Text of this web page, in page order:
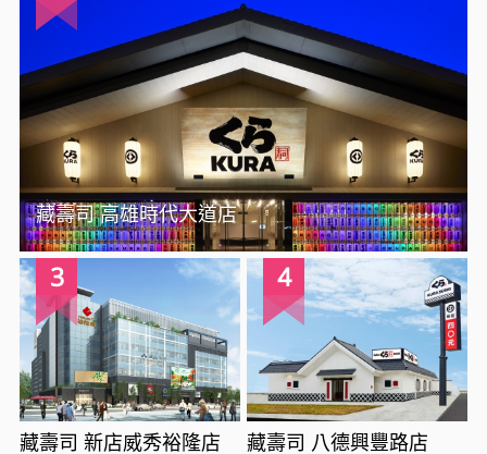
藏壽司 高雄時代大道店
3
藏壽司 新店威秀裕隆店
4
藏壽司 八德興豐路店